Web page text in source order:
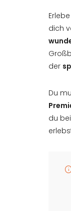
dich
der
Du
du